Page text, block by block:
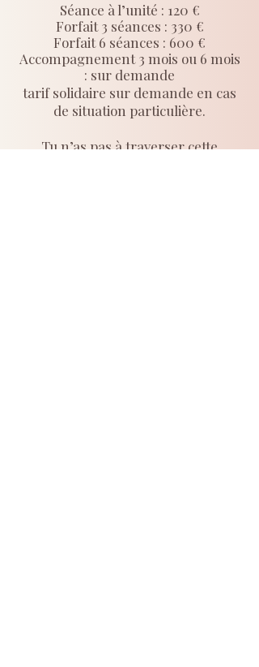
Séance à l’unité : 120 €
Forfait 3 séances : 330 €
Forfait 6 séances : 600 €
Accompagnement 3 mois ou 6 mois
: sur demande
tarif solidaire sur demande en cas
de situation particulière.
Tu n’as pas à traverser cette